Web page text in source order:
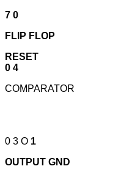
7 0
FLIP FLOP
RESET
0 4
COMPARATOR
0 3 O 1
OUTPUT GND